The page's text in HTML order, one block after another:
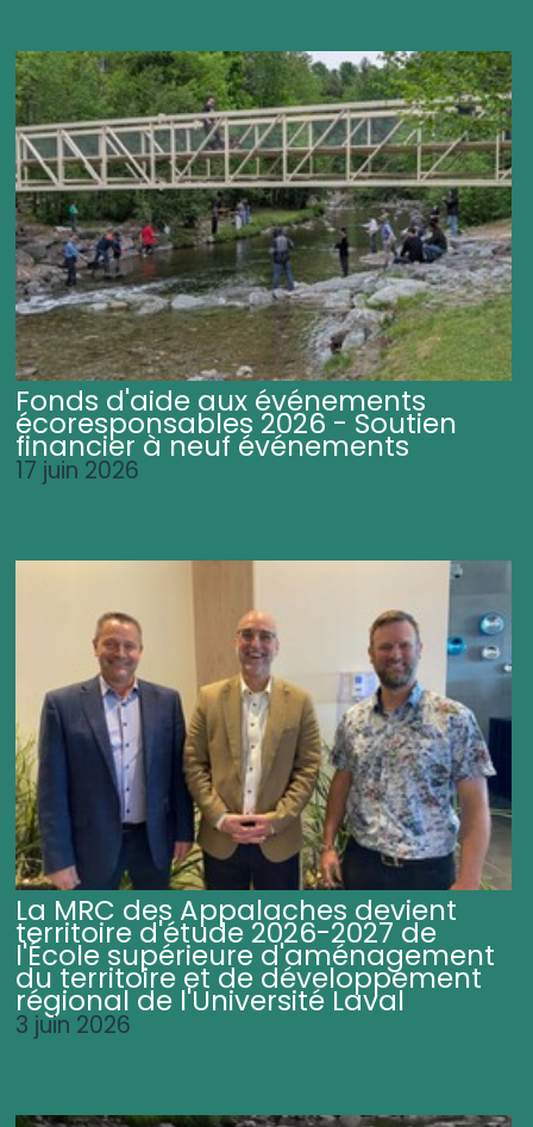
Fonds d'aide aux événements
écoresponsables 2026 - Soutien
financier à neuf événements
17 juin 2026
La MRC des Appalaches devient
territoire d'étude 2026-2027 de
l'École supérieure d'aménagement
du territoire et de développement
régional de l'Université Laval
3 juin 2026